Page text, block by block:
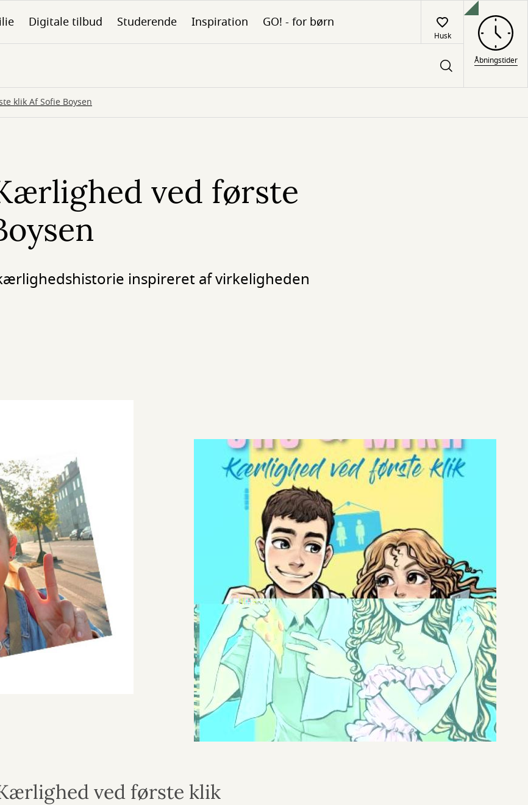
Digitale tilbud Studerende Inspiration GO! - for børn
Husk
Åbningstider
klik Af Sofie Boysen
ved første
inspireret af virkeligheden
ved første klik